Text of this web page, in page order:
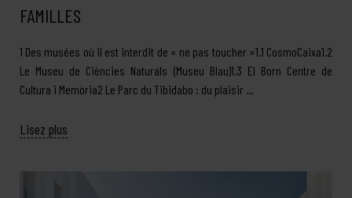
FAMILLES
1 Des musées où il est interdit de « ne pas toucher »1.1 CosmoCaixa1.2
Le Museu de Ciències Naturals (Museu Blau)1.3 El Born Centre de
Cultura i Memòria2 Le Parc du Tibidabo : du plaisir …
Lisez plus